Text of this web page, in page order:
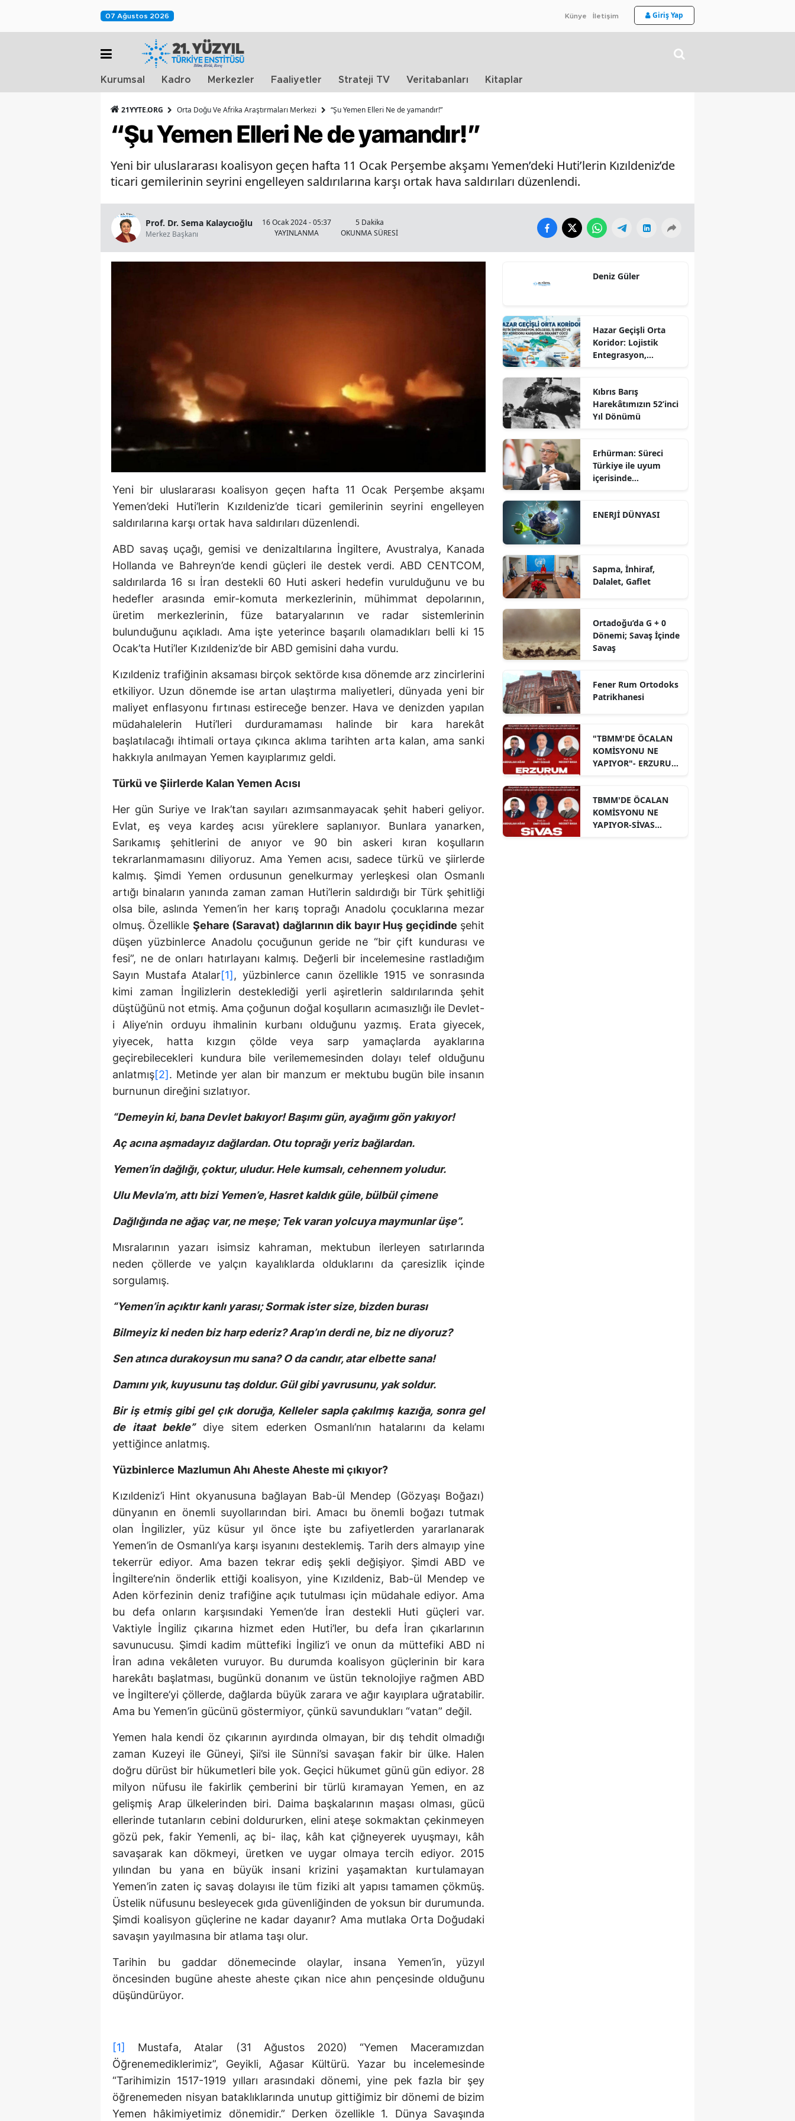
07 Ağustos 2026 Künye İletişim Giriş Yap
Kurumsal Kadro Merkezler Faaliyetler Strateji TV Veritabanları Kitaplar
21YYTE.ORG Orta Doğu Ve Afrika Araştırmaları Merkezi “Şu Yemen Elleri Ne de yamandır!”
“Şu Yemen Elleri Ne de yamandır!”
Yeni bir uluslararası koalisyon geçen hafta 11 Ocak Perşembe akşamı Yemen’deki Huti’lerin Kızıldeniz’de
ticari gemilerinin seyrini engelleyen saldırılarına karşı ortak hava saldırıları düzenlendi.
Prof. Dr. Sema Kalaycıoğlu
Merkez Başkanı
16 Ocak 2024 - 05:37
YAYINLANMA
5 Dakika
OKUNMA SÜRESİ
Yeni bir uluslararası koalisyon geçen hafta 11 Ocak Perşembe akşamı
Yemen’deki Huti’lerin Kızıldeniz’de ticari gemilerinin seyrini engelleyen
saldırılarına karşı ortak hava saldırıları düzenlendi.
ABD savaş uçağı, gemisi ve denizaltılarına İngiltere, Avustralya, Kanada
Hollanda ve Bahreyn’de kendi güçleri ile destek verdi. ABD CENTCOM,
saldırılarda 16 sı İran destekli 60 Huti askeri hedefin vurulduğunu ve bu
hedefler arasında emir-komuta merkezlerinin, mühimmat depolarının,
üretim merkezlerinin, füze bataryalarının ve radar sistemlerinin
bulunduğunu açıkladı. Ama işte yeterince başarılı olamadıkları belli ki 15
Ocak’ta Huti’ler Kızıldeniz’de bir ABD gemisini daha vurdu.
Kızıldeniz trafiğinin aksaması birçok sektörde kısa dönemde arz zincirlerini
etkiliyor. Uzun dönemde ise artan ulaştırma maliyetleri, dünyada yeni bir
maliyet enflasyonu fırtınası estireceğe benzer. Hava ve denizden yapılan
müdahalelerin Huti’leri durduramaması halinde bir kara harekât
başlatılacağı ihtimali ortaya çıkınca aklıma tarihten arta kalan, ama sanki
hakkıyla anılmayan Yemen kayıplarımız geldi.
Türkü ve Şiirlerde Kalan Yemen Acısı
Her gün Suriye ve Irak’tan sayıları azımsanmayacak şehit haberi geliyor.
Evlat, eş veya kardeş acısı yüreklere saplanıyor. Bunlara yanarken,
Sarıkamış şehitlerini de anıyor ve 90 bin askeri kıran koşulların
tekrarlanmamasını diliyoruz. Ama Yemen acısı, sadece türkü ve şiirlerde
kalmış. Şimdi Yemen ordusunun genelkurmay yerleşkesi olan Osmanlı
artığı binaların yanında zaman zaman Huti’lerin saldırdığı bir Türk şehitliği
olsa bile, aslında Yemen’in her karış toprağı Anadolu çocuklarına mezar
olmuş. Özellikle Şehare (Saravat) dağlarının dik bayır Huş geçidinde şehit
düşen yüzbinlerce Anadolu çocuğunun geride ne “bir çift kundurası ve
fesi”, ne de onları hatırlayanı kalmış. Değerli bir incelemesine rastladığım
Sayın Mustafa Atalar[1], yüzbinlerce canın özellikle 1915 ve sonrasında
kimi zaman İngilizlerin desteklediği yerli aşiretlerin saldırılarında şehit
düştüğünü not etmiş. Ama çoğunun doğal koşulların acımasızlığı ile Devlet-
i Aliye’nin orduyu ihmalinin kurbanı olduğunu yazmış. Erata giyecek,
yiyecek, hatta kızgın çölde veya sarp yamaçlarda ayaklarına
geçirebilecekleri kundura bile verilememesinden dolayı telef olduğunu
anlatmış[2]. Metinde yer alan bir manzum er mektubu bugün bile insanın
burnunun direğini sızlatıyor.
“Demeyin ki, bana Devlet bakıyor! Başımı gün, ayağımı gön yakıyor!
Aç acına aşmadayız dağlardan. Otu toprağı yeriz bağlardan.
Yemen’in dağlığı, çoktur, uludur. Hele kumsalı, cehennem yoludur.
Ulu Mevla’m, attı bizi Yemen’e, Hasret kaldık güle, bülbül çimene
Dağlığında ne ağaç var, ne meşe; Tek varan yolcuya maymunlar üşe”.
Mısralarının yazarı isimsiz kahraman, mektubun ilerleyen satırlarında
neden çöllerde ve yalçın kayalıklarda olduklarını da çaresizlik içinde
sorgulamış.
“Yemen’in açıktır kanlı yarası; Sormak ister size, bizden burası
Bilmeyiz ki neden biz harp ederiz? Arap’ın derdi ne, biz ne diyoruz?
Sen atınca durakoysun mu sana? O da candır, atar elbette sana!
Damını yık, kuyusunu taş doldur. Gül gibi yavrusunu, yak soldur.
Bir iş etmiş gibi gel çık doruğa, Kelleler sapla çakılmış kazığa, sonra gel
de itaat bekle”diye sitem ederken Osmanlı’nın hatalarını da kelamı
yettiğince anlatmış.
Yüzbinlerce Mazlumun Ahı Aheste Aheste mi çıkıyor?
Kızıldeniz’i Hint okyanusuna bağlayan Bab-ül Mendep (Gözyaşı Boğazı)
dünyanın en önemli suyollarından biri. Amacı bu önemli boğazı tutmak
olan İngilizler, yüz küsur yıl önce işte bu zafiyetlerden yararlanarak
Yemen’in de Osmanlı’ya karşı isyanını desteklemiş. Tarih ders almayıp yine
tekerrür ediyor. Ama bazen tekrar ediş şekli değişiyor. Şimdi ABD ve
İngiltere’nin önderlik ettiği koalisyon, yine Kızıldeniz, Bab-ül Mendep ve
Aden körfezinin deniz trafiğine açık tutulması için müdahale ediyor. Ama
bu defa onların karşısındaki Yemen’de İran destekli Huti güçleri var.
Vaktiyle İngiliz çıkarına hizmet eden Huti’ler, bu defa İran çıkarlarının
savunucusu. Şimdi kadim müttefiki İngiliz’i ve onun da müttefiki ABD ni
İran adına vekâleten vuruyor. Bu durumda koalisyon güçlerinin bir kara
harekâtı başlatması, bugünkü donanım ve üstün teknolojiye rağmen ABD
ve İngiltere’yi çöllerde, dağlarda büyük zarara ve ağır kayıplara uğratabilir.
Ama bu Yemen’in gücünü göstermiyor, çünkü savundukları “vatan” değil.
Yemen hala kendi öz çıkarının ayırdında olmayan, bir dış tehdit olmadığı
zaman Kuzeyi ile Güneyi, Şii’si ile Sünni’si savaşan fakir bir ülke. Halen
doğru dürüst bir hükumetleri bile yok. Geçici hükumet günü gün ediyor. 28
milyon nüfusu ile fakirlik çemberini bir türlü kıramayan Yemen, en az
gelişmiş Arap ülkelerinden biri. Daima başkalarının maşası olması, gücü
ellerinde tutanların cebini doldururken, elini ateşe sokmaktan çekinmeyen
gözü pek, fakir Yemenli, aç bi- ilaç, kâh kat çiğneyerek uyuşmayı, kâh
savaşarak kan dökmeyi, üretken ve uygar olmaya tercih ediyor. 2015
yılından bu yana en büyük insani krizini yaşamaktan kurtulamayan
Yemen’in zaten iç savaş dolayısı ile tüm fiziki alt yapısı tamamen çökmüş.
Üstelik nüfusunu besleyecek gıda güvenliğinden de yoksun bir durumunda.
Şimdi koalisyon güçlerine ne kadar dayanır? Ama mutlaka Orta Doğudaki
savaşın yayılmasına bir atlama taşı olur.
Tarihin bu gaddar dönemecinde olaylar, insana Yemen’in, yüzyıl
öncesinden bugüne aheste aheste çıkan nice ahın pençesinde olduğunu
düşündürüyor.
[1]
Mustafa, Atalar (31 Ağustos 2020) “Yemen Maceramızdan
Öğrenemediklerimiz”, Geyikli, Ağasar Kültürü. Yazar bu incelemesinde
“Tarihimizin 1517-1919 yılları arasındaki dönemi, yine pek fazla bir şey
öğrenemeden nisyan bataklıklarında unutup gittiğimiz bir dönemi de bizim
Yemen hâkimiyetimiz dönemidir.” Derken özellikle 1. Dünya Savaşında
Deniz Güler
Hazar Geçişli Orta
Koridor: Lojistik
Entegrasyon,
Karşısında Rekabet
Gücü
Kıbrıs Barış
Harekâtımızın 52’inci
Yıl Dönümü
Erhürman: Süreci
Türkiye ile uyum
içerisinde
ENERJİ DÜNYASI
Sapma, İnhiraf,
Dalalet, Gaflet
Ortadoğu’da G + 0
Dönemi; Savaş İçinde
Savaş
Fener Rum Ortodoks
Patrikhanesi
"TBMM'DE ÖCALAN
KOMİSYONU NE
YAPIYOR"- ERZURUM
TBMM'DE ÖCALAN
KOMİSYONU NE
YAPIYOR-SİVAS